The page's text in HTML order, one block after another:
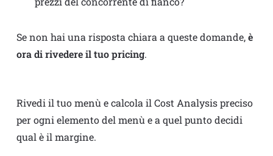
Se non hai una risposta chiara a queste domande,è
ora di rivedere il tuo pricing.
Rivedi il tuo menù e calcola il Cost Analysis preciso
per ogni elemento del menù e a quel punto decidi
qual è il margine.